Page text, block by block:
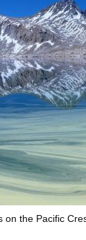
on the Pacific